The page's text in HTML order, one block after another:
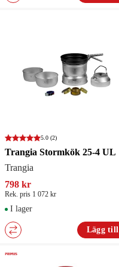
5.0 (2)
Trangia Stormkök 25-4 UL
Trangia
798 kr
Rek. pris 1 072 kr
I lager
Lägg till